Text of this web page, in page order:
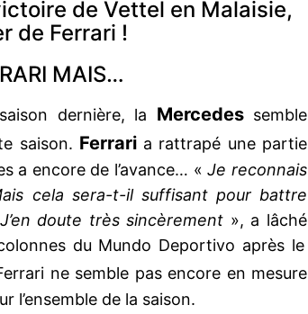
de Vettel en Malaisie,
de Ferrari !
MAIS…
dernière, la Mercedessemble
saison. Ferraria rattrapé une partie
a encore de l’avance… «Je reconnais
cela sera-t-il suffisant pour battre
doute très sincèrement », a lâché
du Mundo Deportivo après le
ne semble pas encore en mesure
l’ensemble de la saison.